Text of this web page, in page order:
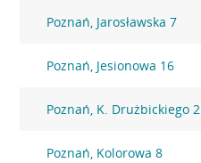
Poznań, Jarosławska 7
Poznań, Jesionowa 16
Poznań, K. Drużbickiego 2
Poznań, Kolorowa 8